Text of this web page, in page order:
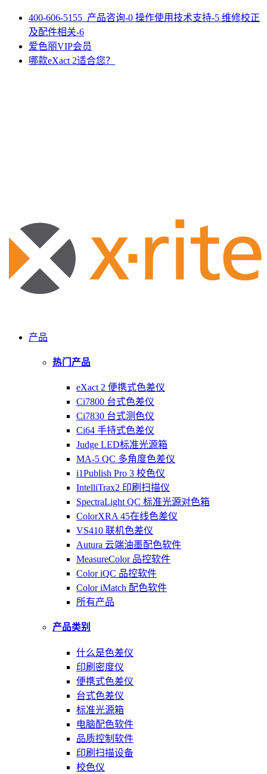
400-606-5155 产品咨询-0 操作使用技术支持-5 维修校正
及配件相关-6
爱色丽VIP会员
哪款eXact 2适合您？
产品
热门产品
eXact 2 便携式色差仪
Ci7800 台式色差仪
Ci7830 台式测色仪
Ci64 手持式色差仪
Judge LED标准光源箱
MA-5 QC 多角度色差仪
i1Publish Pro 3 校色仪
IntelliTrax2 印刷扫描仪
SpectraLight QC 标准光源对色箱
ColorXRA 45在线色差仪
VS410 联机色差仪
Autura 云端油墨配色软件
MeasureColor 品控软件
Color iQC 品控软件
Color iMatch 配色软件
所有产品
产品类别
什么是色差仪
印刷密度仪
便携式色差仪
台式色差仪
标准光源箱
电脑配色软件
品质控制软件
印刷扫描设备
校色仪